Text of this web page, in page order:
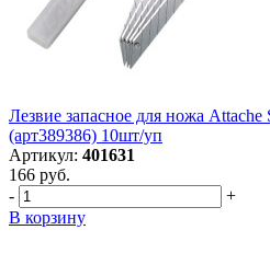
Лезвие запасное для ножа
(арт389386) 10шт/уп
Артикул: 401631
166 руб.
-
+
В корзину